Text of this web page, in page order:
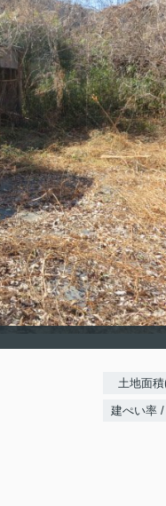
土地面
建ぺい率